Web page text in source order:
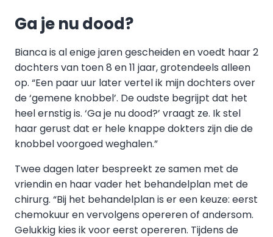
Ga je nu dood?
Bianca is al enige jaren gescheiden en voedt haar 2
dochters van toen 8 en 11 jaar, grotendeels alleen
op. “Een paar uur later vertel ik mijn dochters over
de ‘gemene knobbel’. De oudste begrijpt dat het
heel ernstig is. ‘Ga je nu dood?’ vraagt ze. Ik stel
haar gerust dat er hele knappe dokters zijn die de
knobbel voorgoed weghalen.”
Twee dagen later bespreekt ze samen met de
vriendin en haar vader het behandelplan met de
chirurg. “Bij het behandelplan is er een keuze: eerst
chemokuur en vervolgens opereren of andersom.
Gelukkig kies ik voor eerst opereren. Tijdens de